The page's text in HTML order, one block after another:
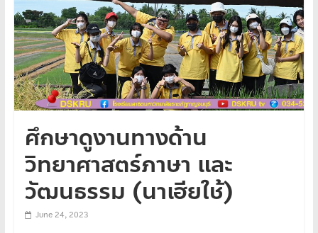
ศึกษาดูงานทางด้าน
วิทยาศาสตร์ภาษา และ
วัฒนธรรม (นาเฮียใช้)
June 24, 2023